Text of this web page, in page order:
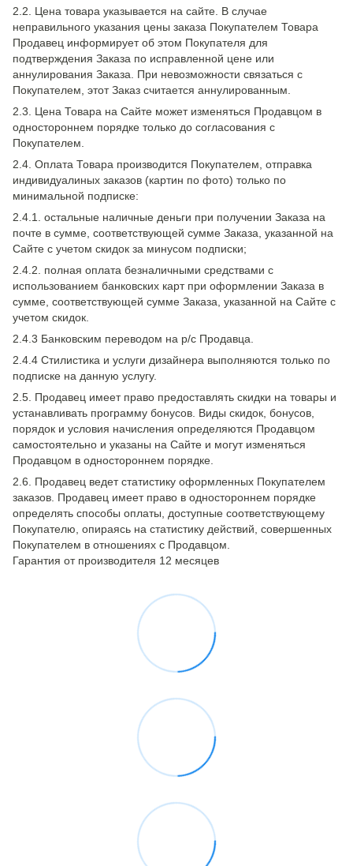
2.2. Цена товара указывается на сайте. В случае
неправильного указания цены заказа Покупателем Товара
Продавец информирует об этом Покупателя для
подтверждения Заказа по исправленной цене или
аннулирования Заказа. При невозможности связаться с
Покупателем, этот Заказ считается аннулированным.
2.3. Цена Товара на Сайте может изменяться Продавцом в
одностороннем порядке только до согласования с
Покупателем.
2.4. Оплата Товара производится Покупателем, отправка
индивидуалиных заказов (картин по фото) только по
минимальной подписке:
2.4.1. остальные наличные деньги при получении Заказа на
почте в сумме, соответствующей сумме Заказа, указанной на
Сайте с учетом скидок за минусом подписки;
2.4.2. полная оплата безналичными средствами с
использованием банковских карт при оформлении Заказа в
сумме, соответствующей сумме Заказа, указанной на Сайте с
учетом скидок.
2.4.3 Банковским переводом на р/с Продавца.
2.4.4 Стилистика и услуги дизайнера выполняются только по
подписке на данную услугу.
2.5. Продавец имеет право предоставлять скидки на товары и
устанавливать программу бонусов. Виды скидок, бонусов,
порядок и условия начисления определяются Продавцом
самостоятельно и указаны на Сайте и могут изменяться
Продавцом в одностороннем порядке.
2.6. Продавец ведет статистику оформленных Покупателем
заказов. Продавец имеет право в одностороннем порядке
определять способы оплаты, доступные соответствующему
Покупателю, опираясь на статистику действий, совершенных
Покупателем в отношениях с Продавцом.
Гарантия от производителя 12 месяцев